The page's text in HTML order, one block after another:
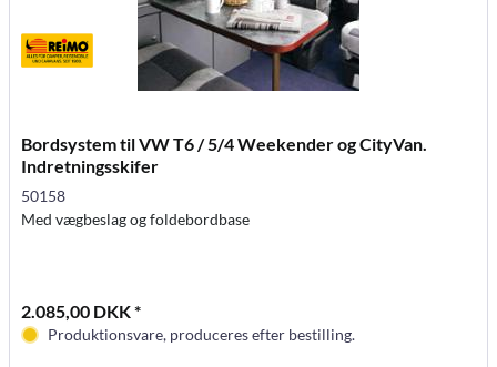
Bordsystem til VW T6 / 5/4 Weekender og CityVan.
Indretningsskifer
50158
Med vægbeslag og foldebordbase
2.085,00 DKK *
Produktionsvare, produceres efter bestilling.